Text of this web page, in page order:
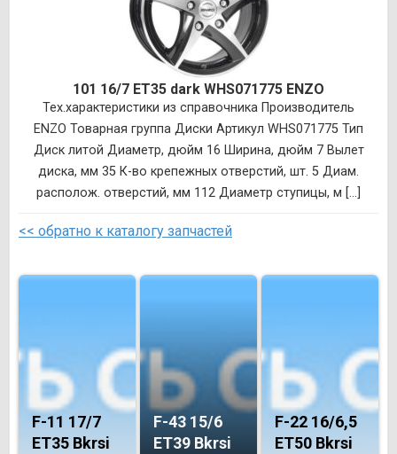
101 16/7 ET35 dark WHS071775 ENZO
Тех.характеристики из справочника Производитель
ENZO Товарная группа Диски Артикул WHS071775 Тип
Диск литой Диаметр, дюйм 16 Ширина, дюйм 7 Вылет
диска, мм 35 К-во крепежных отверстий, шт. 5 Диам.
располож. отверстий, мм 112 Диаметр ступицы, м [...]
<< обратно к каталогу запчастей
F-11 17/7
ET35 Bkrsi
F-43 15/6
ET39 Bkrsi
F-22 16/6,5
ET50 Bkrsi